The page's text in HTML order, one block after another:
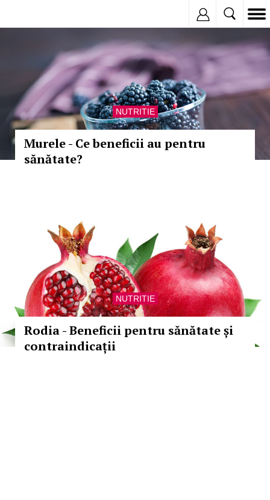
NUTRITIE
Murele - Ce beneficii au pentru
sănătate?
NUTRITIE
Rodia - Beneficii pentru sănătate și
contraindicații